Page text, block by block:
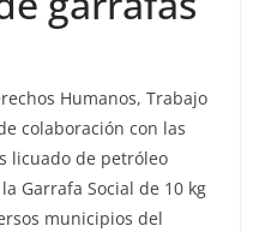
Humanos, Trabajo
colaboración con las
licuado de petróleo
Garrafa Social de 10 kg
municipios del